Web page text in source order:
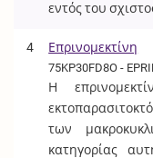
εντός του
4 Επρινομεκτίνη
75KP30FD8O -
Η
των
κατηγορίας